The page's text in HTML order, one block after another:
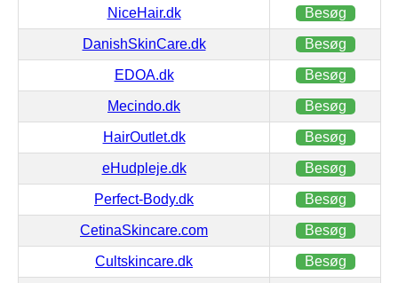
NiceHair.dk Besøg
DanishSkinCare.dk Besøg
EDOA.dk Besøg
Mecindo.dk Besøg
HairOutlet.dk Besøg
eHudpleje.dk Besøg
Perfect-Body.dk Besøg
CetinaSkincare.com Besøg
Cultskincare.dk Besøg